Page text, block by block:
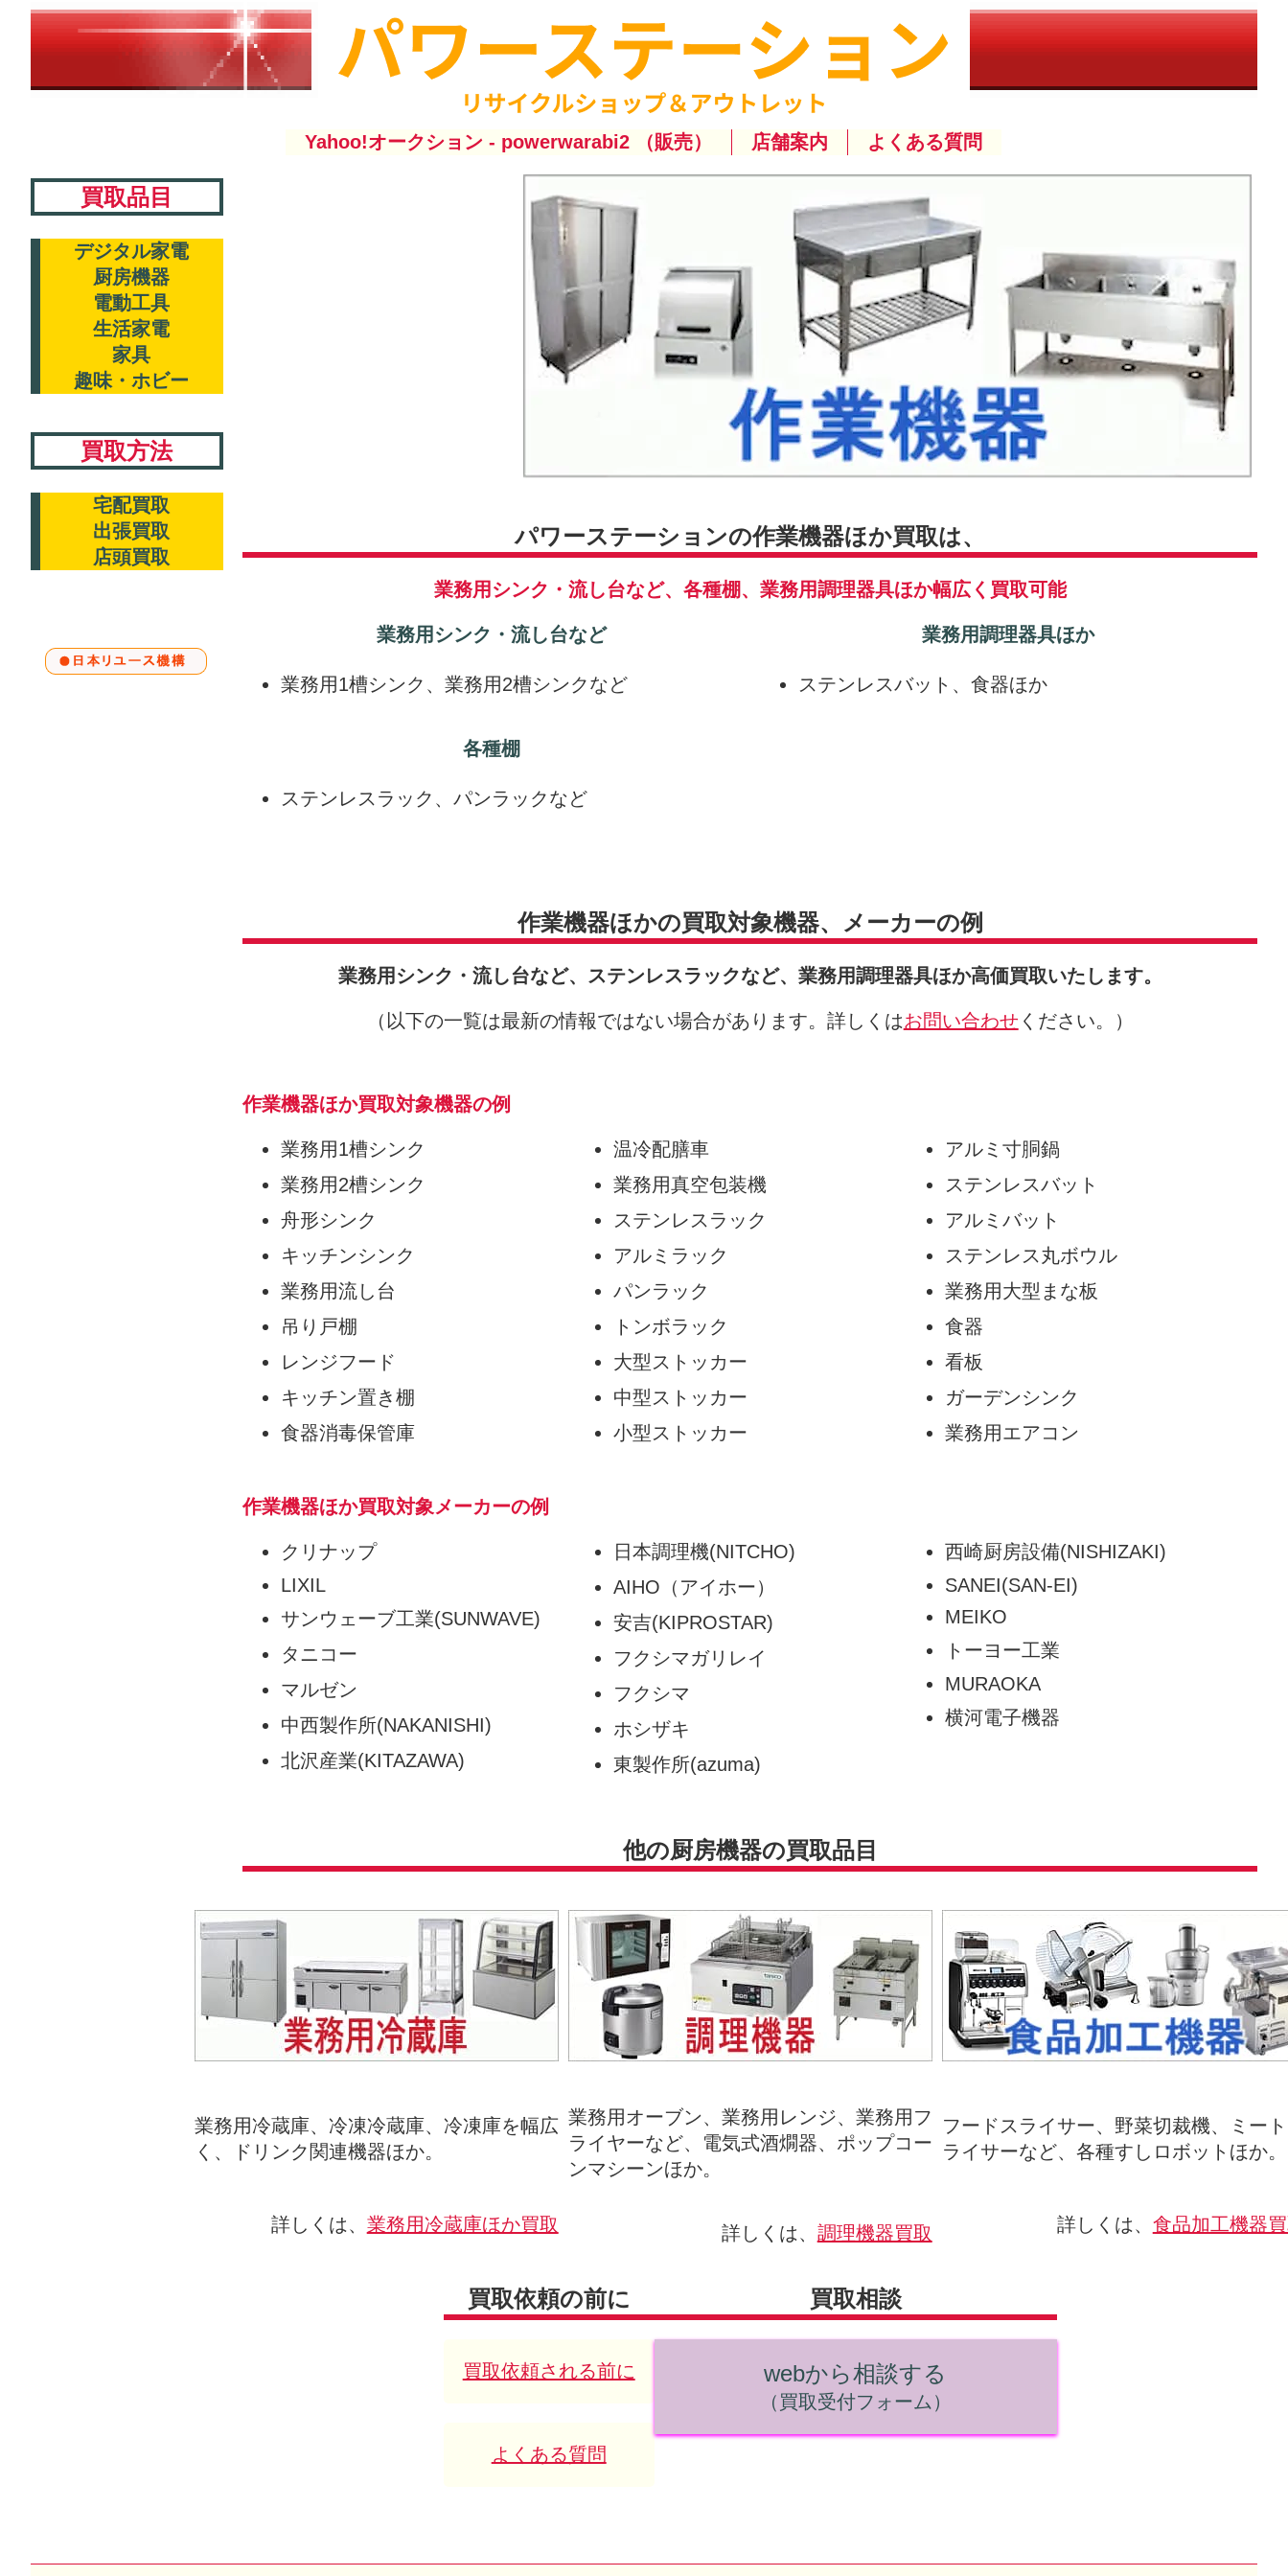
Yahoo!オークション - powerwarabi2 （販売） 店舗案内 よくある質問
買取品目
デジタル家電
厨房機器
電動工具
生活家電
家具
趣味・ホビー
買取方法
宅配買取
出張買取
店頭買取
パワーステーションの作業機器ほか買取は、
業務用シンク・流し台など、各種棚、業務用調理器具ほか幅広く買取可能
業務用シンク・流し台など
業務用1槽シンク、業務用2槽シンクなど
各種棚
ステンレスラック、パンラックなど
業務用調理器具ほか
ステンレスバット、食器ほか
作業機器ほかの買取対象機器、メーカーの例
業務用シンク・流し台など、ステンレスラックなど、業務用調理器具ほか高価買取いたします。
（以下の一覧は最新の情報ではない場合があります。詳しくはお問い合わせ ください。）
作業機器ほか買取対象機器の例
業務用1槽シンク
業務用2槽シンク
舟形シンク
キッチンシンク
業務用流し台
吊り戸棚
レンジフード
キッチン置き棚
食器消毒保管庫
温冷配膳車
業務用真空包装機
ステンレスラック
アルミラック
パンラック
トンボラック
大型ストッカー
中型ストッカー
小型ストッカー
アルミ寸胴鍋
ステンレスバット
アルミバット
ステンレス丸ボウル
業務用大型まな板
食器
看板
ガーデンシンク
業務用エアコン
作業機器ほか買取対象メーカーの例
クリナップ
LIXIL
サンウェーブ工業(SUNWAVE)
タニコー
マルゼン
中西製作所(NAKANISHI)
北沢産業(KITAZAWA)
日本調理機(NITCHO)
AIHO（アイホー）
安吉(KIPROSTAR)
フクシマガリレイ
フクシマ
ホシザキ
東製作所(azuma)
西崎厨房設備(NISHIZAKI)
SANEI(SAN-EI)
MEIKO
トーヨー工業
MURAOKA
横河電子機器
他の厨房機器の買取品目
業務用冷蔵庫、冷凍冷蔵庫、冷凍庫を幅広
く、ドリンク関連機器ほか。
詳しくは、 業務用冷蔵庫ほか買取
業務用オーブン、業務用レンジ、業務用フ
ライヤーなど、電気式酒燗器、ポップコー
ンマシーンほか。
詳しくは、 調理機器買取
フードスライサー、野菜切裁機、ミー
ライサーなど、各種すしロボットほか。
詳しくは、 食品加工機器
買取依頼の前に
買取依頼される前に
よくある質問
買取相談
webから相談する
（買取受付フォーム）